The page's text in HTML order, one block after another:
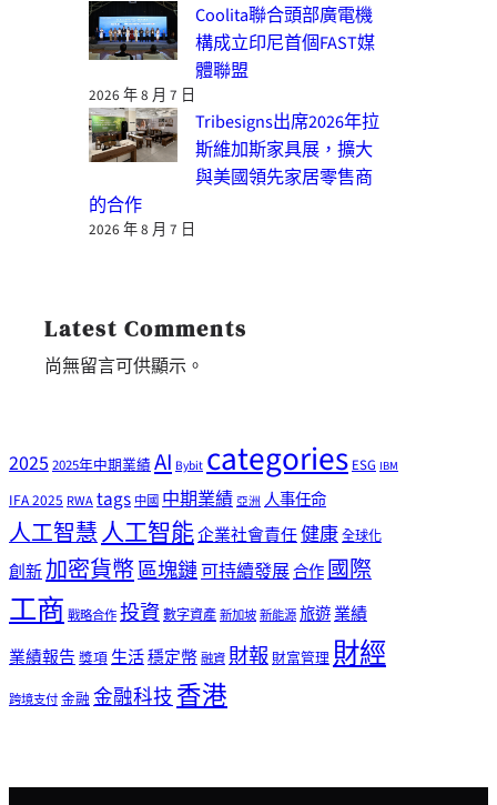
Coolita聯合頭部廣電機
構成立印尼首個FAST媒
體聯盟
2026 年 8 月 7 日
Tribesigns出席2026年拉
斯維加斯家具展，擴大
與美國領先家居零售商
的合作
2026 年 8 月 7 日
Latest Comments
尚無留言可供顯示。
2025 2025年中期業績AI Bybitcategories ESG IBM
IFA 2025 RWAtags 中國 中期業績 亞洲 人事任命
人工智慧人工智能企業社會責任健康全球化
創新加密貨幣區塊鏈可持續發展合作國際
工商 戰略合作投資數字資產新加坡新能源旅遊業績
業績報告 獎項生活穩定幣融資 財報 財富管理 財經
跨境支付金融 金融科技 香港